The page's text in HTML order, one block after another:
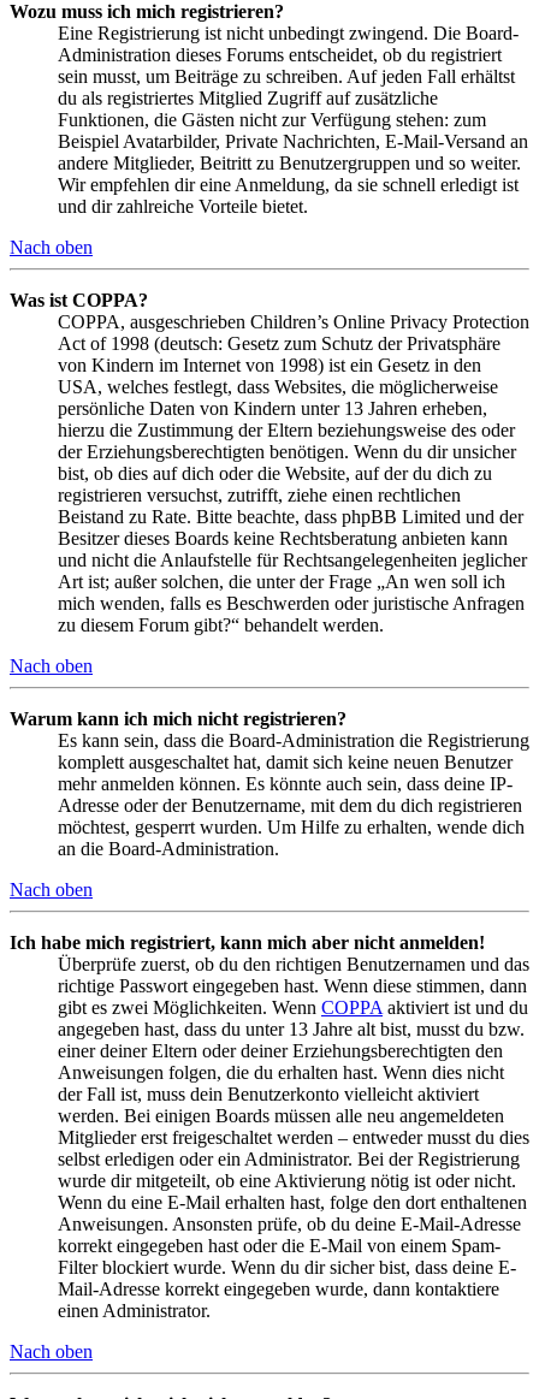
Wozu muss ich mich registrieren?
Eine Registrierung ist nicht unbedingt zwingend. Die Board-
Administration dieses Forums entscheidet, ob du registriert
sein musst, um Beiträge zu schreiben. Auf jeden Fall erhältst
du als registriertes Mitglied Zugriff auf zusätzliche
Funktionen, die Gästen nicht zur Verfügung stehen: zum
Beispiel Avatarbilder, Private Nachrichten, E-Mail-Versand an
andere Mitglieder, Beitritt zu Benutzergruppen und so weiter.
Wir empfehlen dir eine Anmeldung, da sie schnell erledigt ist
und dir zahlreiche Vorteile bietet.
Nach oben
Was ist COPPA?
COPPA, ausgeschrieben Children’s Online Privacy Protection
Act of 1998 (deutsch: Gesetz zum Schutz der Privatsphäre
von Kindern im Internet von 1998) ist ein Gesetz in den
USA, welches festlegt, dass Websites, die möglicherweise
persönliche Daten von Kindern unter 13 Jahren erheben,
hierzu die Zustimmung der Eltern beziehungsweise des oder
der Erziehungsberechtigten benötigen. Wenn du dir unsicher
bist, ob dies auf dich oder die Website, auf der du dich zu
registrieren versuchst, zutrifft, ziehe einen rechtlichen
Beistand zu Rate. Bitte beachte, dass phpBB Limited und der
Besitzer dieses Boards keine Rechtsberatung anbieten kann
und nicht die Anlaufstelle für Rechtsangelegenheiten jeglicher
Art ist; außer solchen, die unter der Frage „An wen soll ich
mich wenden, falls es Beschwerden oder juristische Anfragen
zu diesem Forum gibt?“ behandelt werden.
Nach oben
Warum kann ich mich nicht registrieren?
Es kann sein, dass die Board-Administration die Registrierung
komplett ausgeschaltet hat, damit sich keine neuen Benutzer
mehr anmelden können. Es könnte auch sein, dass deine IP-
Adresse oder der Benutzername, mit dem du dich registrieren
möchtest, gesperrt wurden. Um Hilfe zu erhalten, wende dich
an die Board-Administration.
Nach oben
Ich habe mich registriert, kann mich aber nicht anmelden!
Überprüfe zuerst, ob du den richtigen Benutzernamen und das
richtige Passwort eingegeben hast. Wenn diese stimmen, dann
gibt es zwei Möglichkeiten. Wenn COPPA aktiviert ist und du
angegeben hast, dass du unter 13 Jahre alt bist, musst du bzw.
einer deiner Eltern oder deiner Erziehungsberechtigten den
Anweisungen folgen, die du erhalten hast. Wenn dies nicht
der Fall ist, muss dein Benutzerkonto vielleicht aktiviert
werden. Bei einigen Boards müssen alle neu angemeldeten
Mitglieder erst freigeschaltet werden – entweder musst du dies
selbst erledigen oder ein Administrator. Bei der Registrierung
wurde dir mitgeteilt, ob eine Aktivierung nötig ist oder nicht.
Wenn du eine E-Mail erhalten hast, folge den dort enthaltenen
Anweisungen. Ansonsten prüfe, ob du deine E-Mail-Adresse
korrekt eingegeben hast oder die E-Mail von einem Spam-
Filter blockiert wurde. Wenn du dir sicher bist, dass deine E-
Mail-Adresse korrekt eingegeben wurde, dann kontaktiere
einen Administrator.
Nach oben